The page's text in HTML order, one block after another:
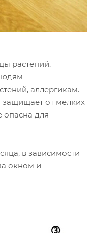
растений.
аллергикам.
защищает от мелких
опасна для
в зависимости
окном и